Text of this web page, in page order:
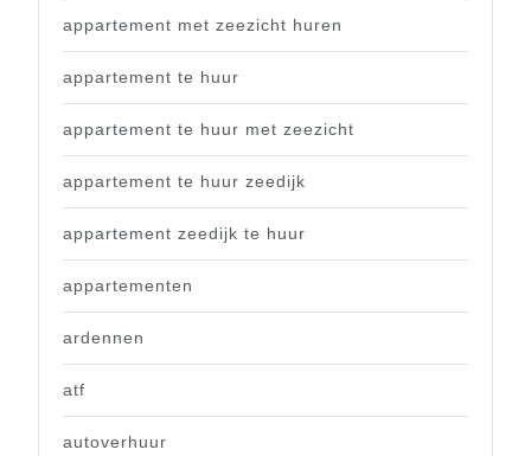
appartement met zeezicht huren
appartement te huur
appartement te huur met zeezicht
appartement te huur zeedijk
appartement zeedijk te huur
appartementen
ardennen
atf
autoverhuur